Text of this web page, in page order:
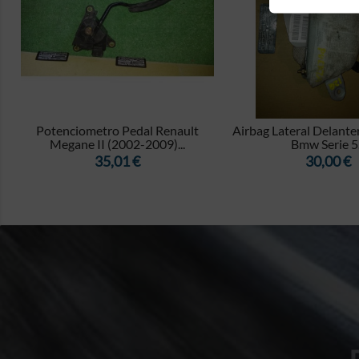
Potenciometro Pedal Renault
Megane II (2002-2009)...
Precio
35,01 €

Airbag Lateral
Bmw Serie
Precio
30,00 €
